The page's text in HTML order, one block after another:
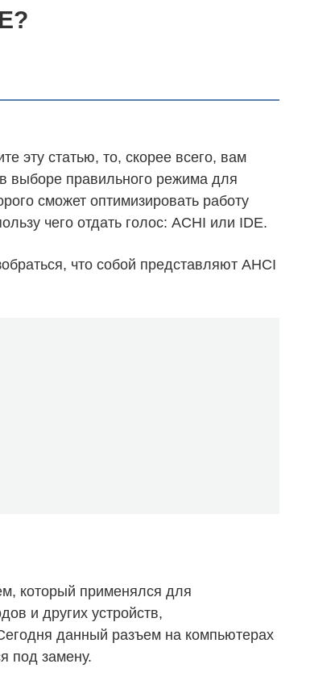
эту статью, то, скорее всего, вам
выборе правильного режима для
сможет оптимизировать работу
чего отдать голос: ACHI или IDE.
что собой представляют AHCI
который применялся для
и других устройств,
данный разъем на компьютерах
под замену.